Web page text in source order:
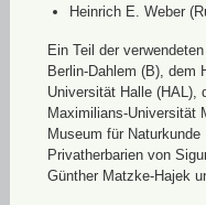
Heinrich E. Weber
Ein Teil der
Berlin-Dahlem (B), dem
Universität Halle (HAL),
Maximilians-Universität
Museum für
Privatherbarien von
Günther Matzke-Hajek